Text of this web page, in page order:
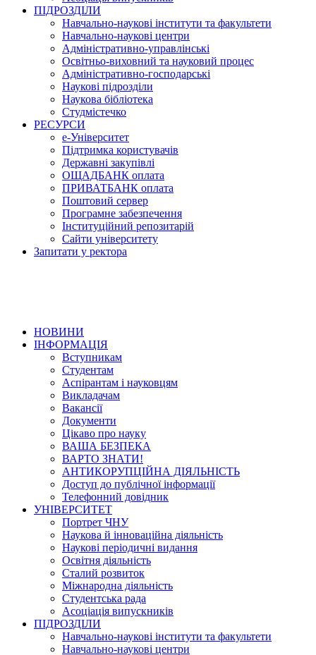
ПІДРОЗДІЛИ
Навчально-наукові інститути та факультети
Навчально-наукові центри
Адміністративно-управлінські
Освітньо-виховний та науковий процес
Адміністративно-господарські
Наукові підрозділи
Наукова бібліотека
Студмістечко
РЕСУРСИ
е-Університет
Підтримка користувачів
Державні закупівлі
ОЩАДБАНК оплата
ПРИВАТБАНК оплата
Поштовий сервер
Програмне забезпечення
Інституційний репозитарій
Сайти університету
Запитати у ректора
НОВИНИ
ІНФОРМАЦІЯ
Вступникам
Студентам
Аспірантам і науковцям
Викладачам
Вакансії
Документи
Цікаво про науку
ВАША БЕЗПЕКА
ВАРТО ЗНАТИ!
АНТИКОРУПЦІЙНА ДІЯЛЬНІСТЬ
Доступ до публічної інформації
Телефонний довідник
УНІВЕРСИТЕТ
Портрет ЧНУ
Наукова й інноваційна діяльність
Наукові періодичні видання
Освітня діяльність
Сталий розвиток
Міжнародна діяльність
Студентська рада
Асоціація випускників
ПІДРОЗДІЛИ
Навчально-наукові інститути та факультети
Навчально-наукові центри